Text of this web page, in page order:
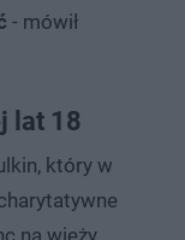
- mówił
lat 18
który w
na wieży